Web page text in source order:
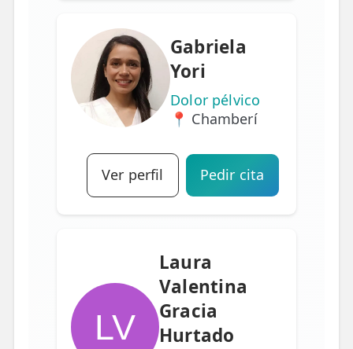
Gabriela
Yori
Dolor pélvico
📍 Chamberí
Ver perfil Pedir cita
LV
Laura
Valentina
Gracia
Hurtado